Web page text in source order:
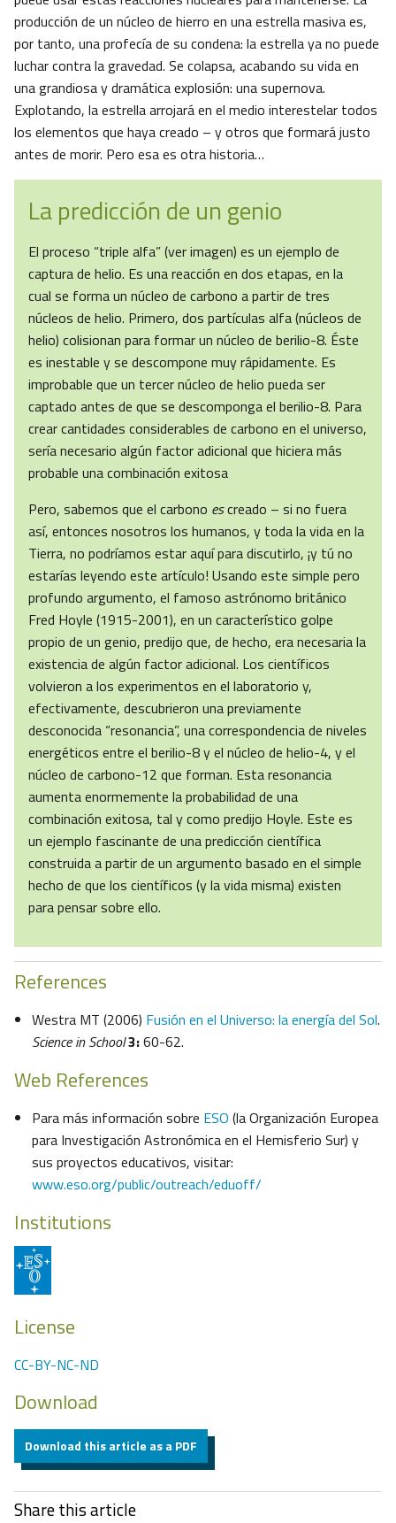
producción de un núcleo de hierro en una estrella masiva es,
por tanto, una profecía de su condena: la estrella ya no puede
luchar contra la gravedad. Se colapsa, acabando su vida en
una grandiosa y dramática explosión: una supernova.
Explotando, la estrella arrojará en el medio interestelar todos
los elementos que haya creado – y otros que formará justo
antes de morir. Pero esa es otra historia…
La predicción de un genio
El proceso “triple alfa” (ver imagen) es un ejemplo de
captura de helio. Es una reacción en dos etapas, en la
cual se forma un núcleo de carbono a partir de tres
núcleos de helio. Primero, dos partículas alfa (núcleos de
helio) colisionan para formar un núcleo de berilio-8. Éste
es inestable y se descompone muy rápidamente. Es
improbable que un tercer núcleo de helio pueda ser
captado antes de que se descomponga el berilio-8. Para
crear cantidades considerables de carbono en el universo,
sería necesario algún factor adicional que hiciera más
probable una combinación exitosa
Pero, sabemos que el carbono escreado – si no fuera
así, entonces nosotros los humanos, y toda la vida en la
Tierra, no podríamos estar aquí para discutirlo, ¡y tú no
estarías leyendo este artículo! Usando este simple pero
profundo argumento, el famoso astrónomo británico
Fred Hoyle (1915-2001), en un característico golpe
propio de un genio, predijo que, de hecho, era necesaria la
existencia de algún factor adicional. Los científicos
volvieron a los experimentos en el laboratorio y,
efectivamente, descubrieron una previamente
desconocida “resonancia”, una correspondencia de niveles
energéticos entre el berilio-8 y el núcleo de helio-4, y el
núcleo de carbono-12 que forman. Esta resonancia
aumenta enormemente la probabilidad de una
combinación exitosa, tal y como predijo Hoyle. Este es
un ejemplo fascinante de una predicción científica
construida a partir de un argumento basado en el simple
hecho de que los científicos (y la vida misma) existen
para pensar sobre ello.
References
Westra MT (2006) Fusión en el Universo: la energía del Sol.
Science in School3:60-62.
Web References
Para más información sobre ESO (la Organización Europea
para Investigación Astronómica en el Hemisferio Sur) y
sus proyectos educativos, visitar:
www.eso.org/public/outreach/eduoff/
Institutions
License
CC-BY-NC-ND
Download
Download this article as a PDF
Share this article